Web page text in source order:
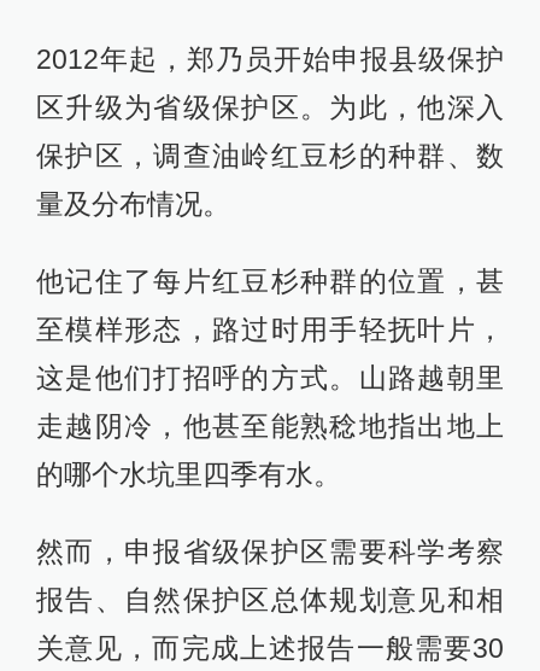
2012年起，郑乃员开始申报县级保护
区升级为省级保护区。为此，他深入
保护区，调查油岭红豆杉的种群、数
量及分布情况。
他记住了每片红豆杉种群的位置，甚
至模样形态，路过时用手轻抚叶片，
这是他们打招呼的方式。山路越朝里
走越阴冷，他甚至能熟稔地指出地上
的哪个水坑里四季有水。
然而，申报省级保护区需要科学考察
报告、自然保护区总体规划意见和相
关意见，而完成上述报告一般需要30